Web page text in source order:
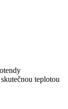
teplotou